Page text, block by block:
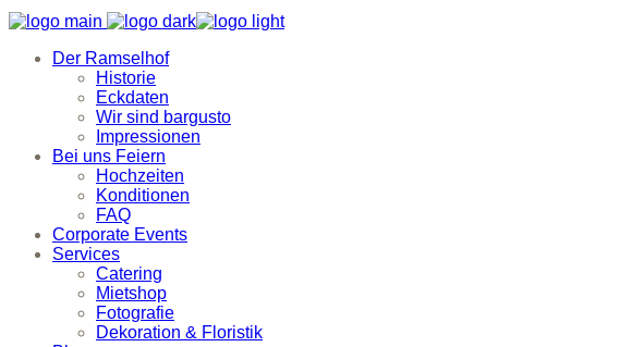
Der Ramselhof
Historie
Eckdaten
Wir sind bargusto
Impressionen
Bei uns Feiern
Hochzeiten
Konditionen
FAQ
Corporate Events
Services
Catering
Mietshop
Fotografie
Dekoration & Floristik